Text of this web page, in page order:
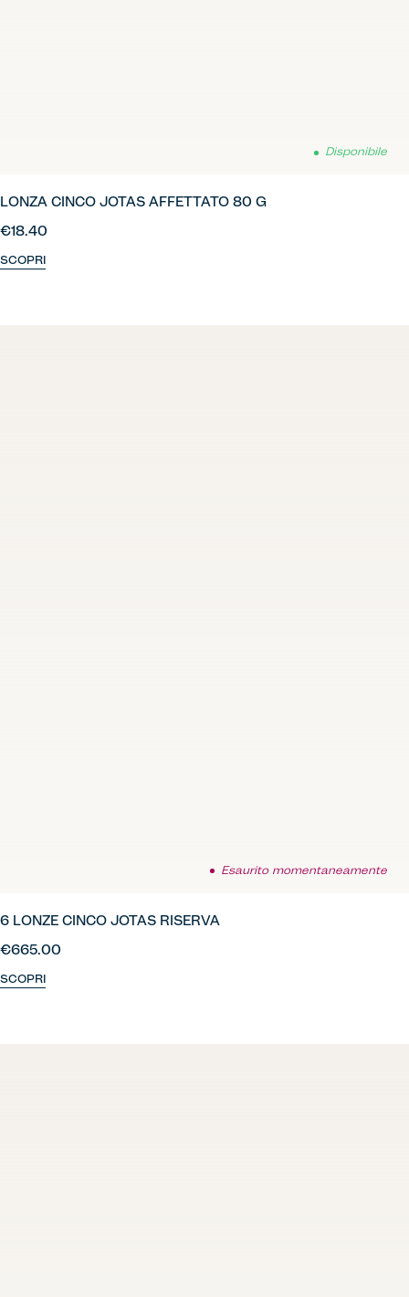
Disponibile
LONZA CINCO JOTAS AFFETTATO 80 G
€18.40
SCOPRI
Esaurito momentaneamente
6 LONZE CINCO JOTAS RISERVA
€665.00
SCOPRI